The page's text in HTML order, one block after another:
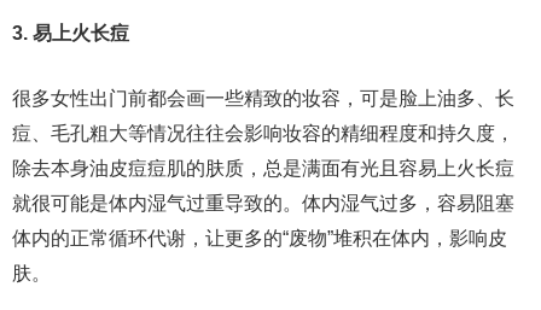
3. 易上火长痘
很多女性出门前都会画一些精致的妆容，可是脸上油多、长
痘、毛孔粗大等情况往往会影响妆容的精细程度和持久度，
除去本身油皮痘痘肌的肤质，总是满面有光且容易上火长痘
就很可能是体内湿气过重导致的。体内湿气过多，容易阻塞
体内的正常循环代谢，让更多的“废物”堆积在体内，影响皮
肤。